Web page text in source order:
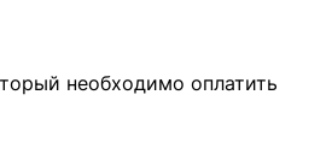
необходимо оплатить